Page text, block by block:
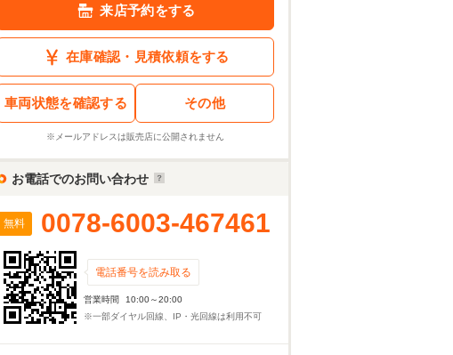
来店予約をする
在庫確認・見積依頼をする
車両状態を確認する その他
※メールアドレスは販売店に公開されません
お電話でのお問い合わせ
無料 0078-6003-467461
電話番号を読み取る
営業時間
10:00～20:00
※一部ダイヤル回線、IP・光回線は利用不可